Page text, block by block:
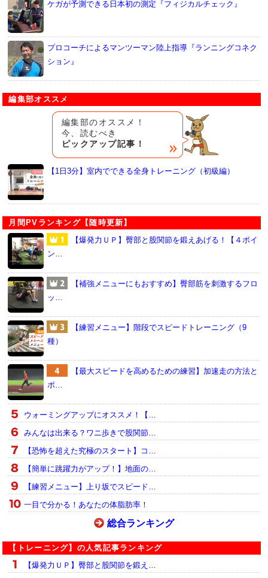
ケガが予測できる日本初の測定『フィジカルチェック』
プロコーチによるマンツーマン陸上指導『ランニングコネク
ション』
編集部オススメ
編集部のオススメ！
今、読むべき
ピックアップ記事！
【1日3分】室内でできる全身トレーニング（初級編）
月間PVランキング【随時更新】
【爆発力ＵＰ】臀部と股関節を鍛えあげる！【４ポイ
ン…
【補強メニューにもおすすめ】臀部筋を刺激するフロ
ッ…
【練習メニュー】階段でスピードトレーニング（9
種）
【最大スピードを高めるための練習】加速走の方法と
ポ…
ウォーミングアップにオススメ！【…
みんなは出来る？ワニ歩きで股関節…
【恐怖を超えた究極のスタート】コ…
【簡単に跳躍力がアップ！】地面の…
【練習メニュー】上り坂でスピード…
一目で分かる！あなたの体脂肪率！
総合ランキング
【トレーニング】の人気記事ランキング
【爆発力ＵＰ】臀部と股関節を鍛え…